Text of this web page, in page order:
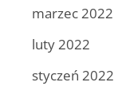
marzec 2022
luty 2022
styczeń 2022